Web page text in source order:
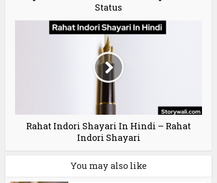
Status
Rahat Indori Shayari In Hindi – Rahat
Indori Shayari
You may also like